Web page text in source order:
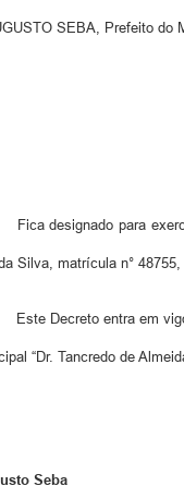
SEBA, Prefeito do
Fica designado para
Silva, matrícula n°
Este Decreto entra em
“Dr. Tancredo de
Seba